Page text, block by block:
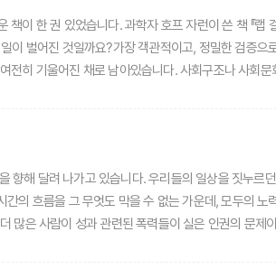
이 한 권 있었습니다. 과학자 호프 자런이 쓴 책 『
벌어진 것일까요?가장 객관적이고, 정밀한 검증
히 기울어진 채로 남아있습니다. 사회구조나 사회
삶은, 어떤 어려움이 있더라도 이를 극복해낼 수
경 축제’라는 타이틀이 붙은 이번 행사를 적극적으
련된 폭력들이 실은 인권의 문제이자 인간관계의 문제임을